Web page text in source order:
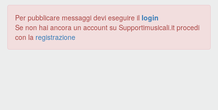
Per pubblicare messaggi devi eseguire il login
Se non hai ancora un account su Supportimusicali.it procedi
con la registrazione